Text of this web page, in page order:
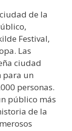
de la
Festival,
Las
ciudad
para un
personas.
público más
de la